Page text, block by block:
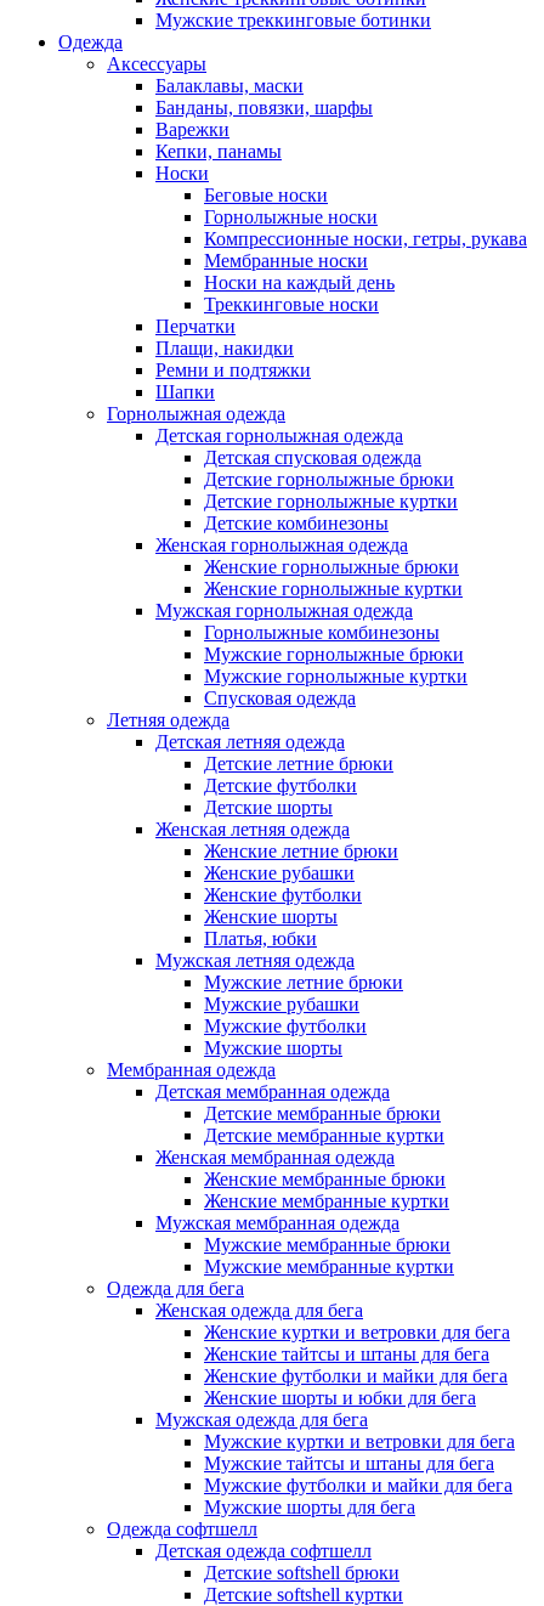
Мужские треккинговые ботинки
Одежда
Аксессуары
Балаклавы, маски
Банданы, повязки, шарфы
Варежки
Кепки, панамы
Носки
Беговые носки
Горнолыжные носки
Компрессионные носки, гетры, рукава
Мембранные носки
Носки на каждый день
Треккинговые носки
Перчатки
Плащи, накидки
Ремни и подтяжки
Шапки
Горнолыжная одежда
Детская горнолыжная одежда
Детская спусковая одежда
Детские горнолыжные брюки
Детские горнолыжные куртки
Детские комбинезоны
Женская горнолыжная одежда
Женские горнолыжные брюки
Женские горнолыжные куртки
Мужская горнолыжная одежда
Горнолыжные комбинезоны
Мужские горнолыжные брюки
Мужские горнолыжные куртки
Спусковая одежда
Летняя одежда
Детская летняя одежда
Детские летние брюки
Детские футболки
Детские шорты
Женская летняя одежда
Женские летние брюки
Женские рубашки
Женские футболки
Женские шорты
Платья, юбки
Мужская летняя одежда
Мужские летние брюки
Мужские рубашки
Мужские футболки
Мужские шорты
Мембранная одежда
Детская мембранная одежда
Детские мембранные брюки
Детские мембранные куртки
Женская мембранная одежда
Женские мембранные брюки
Женские мембранные куртки
Мужская мембранная одежда
Мужские мембранные брюки
Мужские мембранные куртки
Одежда для бега
Женская одежда для бега
Женские куртки и ветровки для бега
Женские тайтсы и штаны для бега
Женские футболки и майки для бега
Женские шорты и юбки для бега
Мужская одежда для бега
Мужские куртки и ветровки для бега
Мужские тайтсы и штаны для бега
Мужские футболки и майки для бега
Мужские шорты для бега
Одежда софтшелл
Детская одежда софтшелл
Детские softshell брюки
Детские softshell куртки